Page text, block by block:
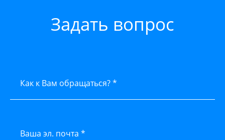
Задать вопрос
Как к Вам обращаться? *
Ваша эл. почта *